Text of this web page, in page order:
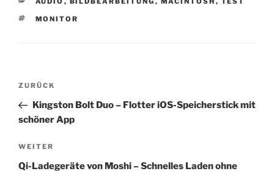
SCHLAGWÖRTER
MONITOR
Beitragsnavigation
Vorheriger
Beitrag
ZURÜCK
Kingston Bolt Duo – Flotter iOS-Speicherstick mit
schöner App
Nächster
Beitrag
WEITER
Qi-Ladegeräte von Moshi – Schnelles Laden ohne